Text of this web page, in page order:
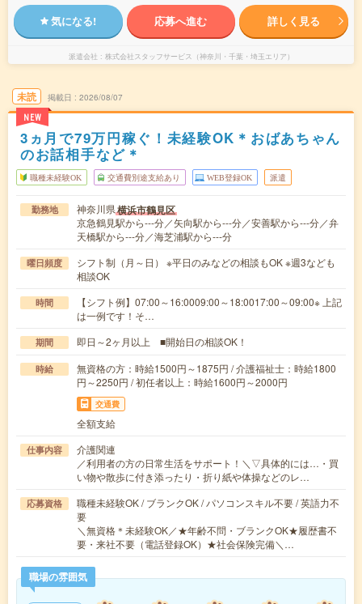
気になる! 応募へ進む 詳しく見る
派遣会社 株式会社スタッフサービス（神奈川・千葉・埼玉エリア）
未読
NEW
掲載日 2026/08/07
3ヵ月で79万円稼ぐ！未経験OK＊おばあちゃん
のお話相手など＊
職種未経験OK 交通費別途支給あり WEB登録OK 派遣
勤務地 神奈川県横浜市鶴見区
京急鶴見駅から---分／矢向駅から---分／安善駅から---分／弁
天橋駅から---分／海芝浦駅から---分
曜日頻度
シフト制（月～日） ※平日のみなどの相談もOK ※週3なども
相談OK
時間
【シフト例】07:00～16:0009:00～18:0017:00～09:00※ 上記
は一例です！そ…
期間 即日～2ヶ月以上 ■開始日の相談OK！
時給
無資格の方：時給1500円～1875円 / 介護福祉士：時給1800
円～2250円 / 初任者以上：時給1600円～2000円
交通費
全額支給
仕事内容
介護関連
／利用者の方の日常生活をサポート！＼▽具体的には…・買
い物や散歩に付き添ったり・折り紙や体操などのレ…
応募資格
職種未経験OK / ブランクOK / パソコンスキル不要 / 英語力不
要
＼無資格＊未経験OK／★年齢不問・ブランクOK★履歴書不
要・来社不要（電話登録OK）★社会保険完備＼…
職場の雰囲気